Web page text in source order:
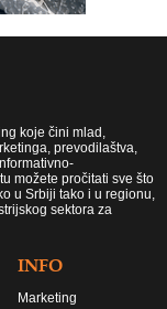
koje čini mlad,
prevodilaštva,
možete pročitati sve što
u Srbiji tako i u regionu,
sektora za
INFO
Marketing